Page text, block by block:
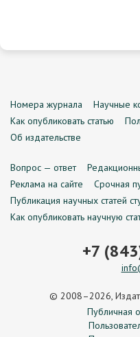
Номера журнала Научные
Как опубликовать статью
Об издательстве
Вопрос — ответ
Реклама на сайте
Срочная
Публикация научных статей
Как опубликовать научную
+7
© 2008–2026,
Публичная